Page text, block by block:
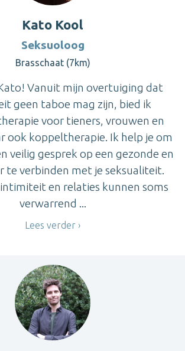
Kato Kool
Seksuoloog
Brasschaat (7km)
Vanuit mijn overtuiging dat
geen taboe mag zijn, bied ik
voor tieners, vrouwen en
ook koppeltherapie. Ik help je om
veilig gesprek op een gezonde en
te verbinden met je seksualiteit.
en relaties kunnen soms
verwarrend ...
Lees verder